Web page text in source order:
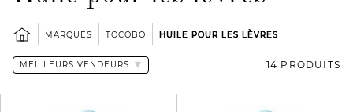
MARQUES TOCOBO HUILE POUR LES LÈVRES
14 PRODUITS